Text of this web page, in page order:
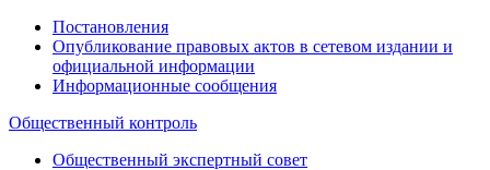
Постановления
Опубликование правовых актов в сетевом издании и
официальной информации
Информационные сообщения
Общественный контроль
Общественный экспертный совет